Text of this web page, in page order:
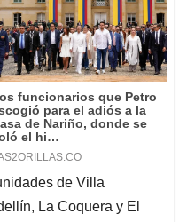
de Villa
La Coquera y El